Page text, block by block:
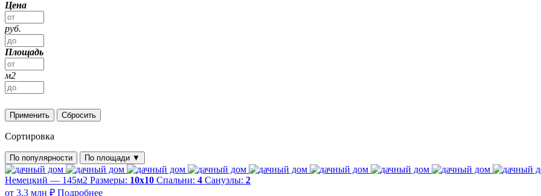
Цена
руб.
Площадь
м2
Применить Сбросить
Сортировка
По популярности По площади ▼
Немецкий — 145м2 Размеры: 10х10 Спальни: 4 Санузлы: 2
от 3,3 млн ₽ Подробнее